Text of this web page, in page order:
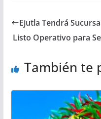
Ejutla Tendrá
Listo Operativo para
También te